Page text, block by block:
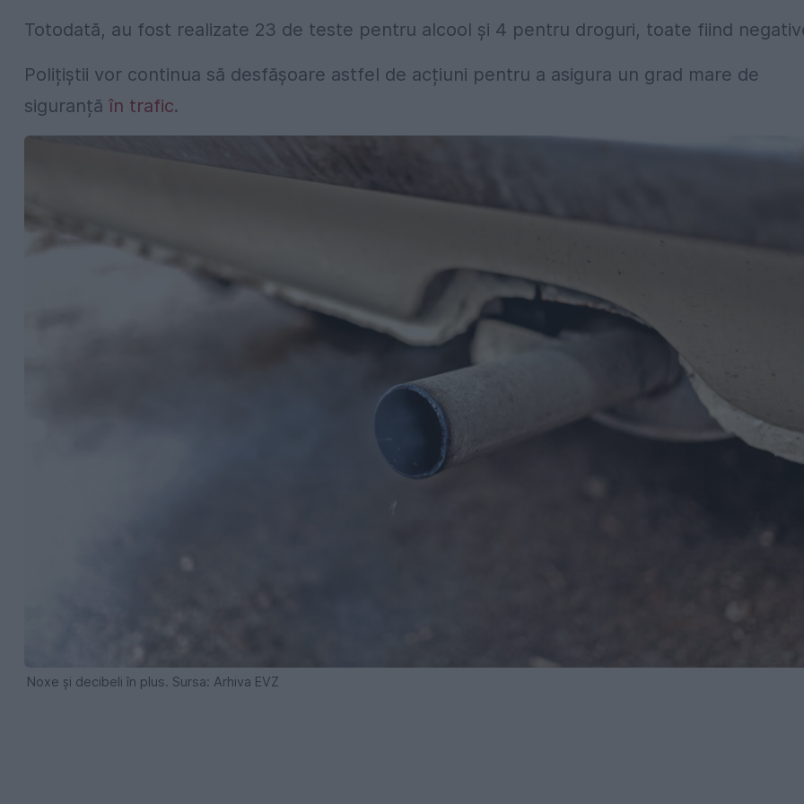
Totodată, au fost realizate 23 de teste pentru alcool și 4 pentru droguri, toate fiind
Polițiștii vor continua să desfășoare astfel de acțiuni pentru a asigura un grad mare de
siguranță în trafic.
Noxe și decibeli în plus. Sursa: Arhiva EVZ